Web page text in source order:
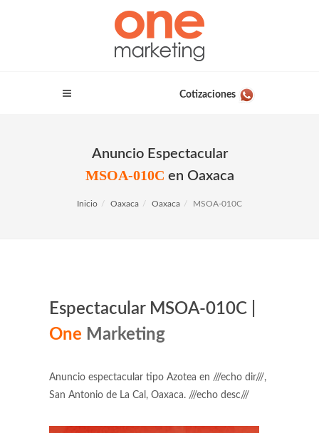
Cotizaciones
Anuncio Espectacular
MSOA-010C en Oaxaca
Inicio Oaxaca Oaxaca MSOA-010C
Espectacular MSOA-010C |
One Marketing
Anuncio espectacular tipo Azotea en ///echo dir///,
San Antonio de La Cal, Oaxaca. ///echo desc///